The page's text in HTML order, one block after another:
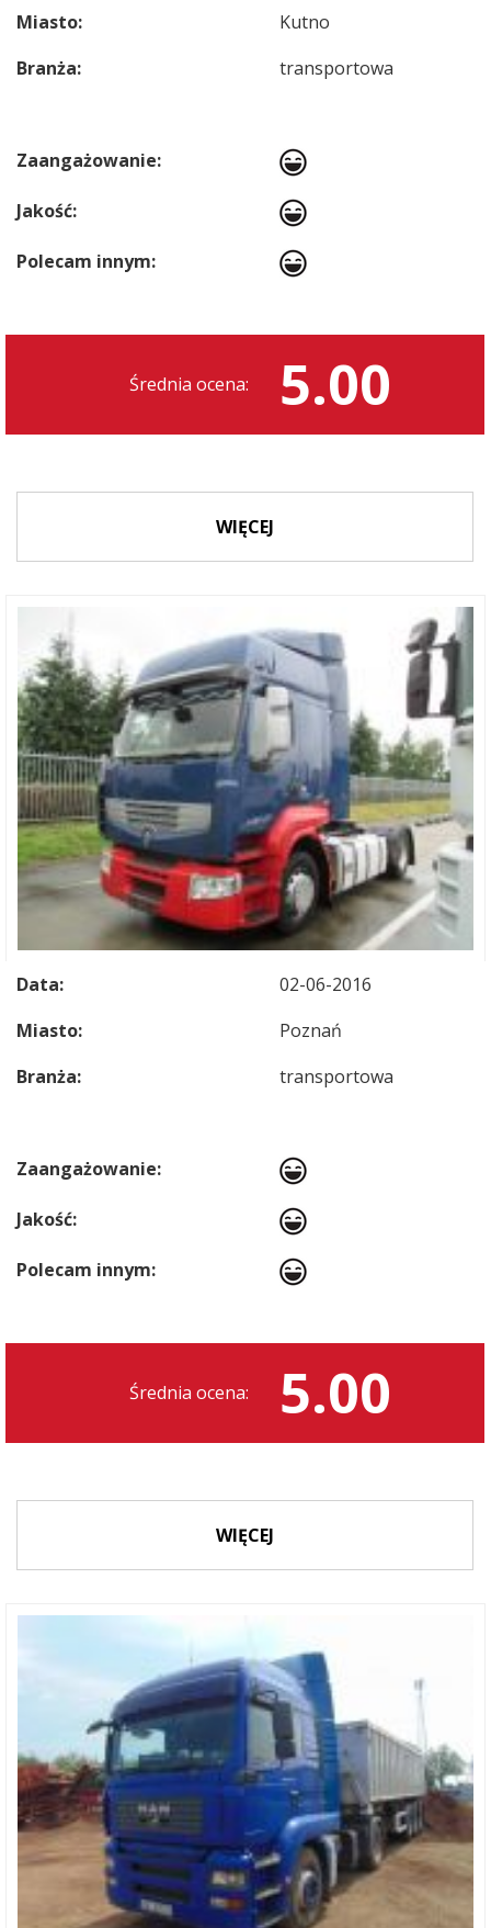
Miasto:
Kutno
Branża:
transportowa
Zaangażowanie:
Jakość:
Polecam innym:
Średnia ocena: 5.00
WIĘCEJ
Data:
02-06-2016
Miasto:
Poznań
Branża:
transportowa
Zaangażowanie:
Jakość:
Polecam innym:
Średnia ocena: 5.00
WIĘCEJ